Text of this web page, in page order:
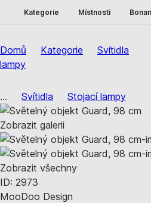
Kategorie Místnosti
Domů Kategorie Svítidla
lampy
... Svítidla Stojací lampy
Zobrazit galerii
Zobrazit všechny
ID: 2973
MooDoo Design